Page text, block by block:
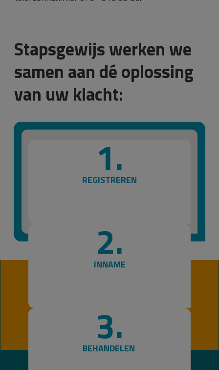
Stapsgewijs werken we
samen aan dé oplossing
van uw klacht:
1.
REGISTREREN
2.
INNAME
3.
BEHANDELEN